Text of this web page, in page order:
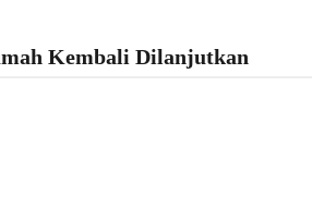
Kembali Dilanjutkan